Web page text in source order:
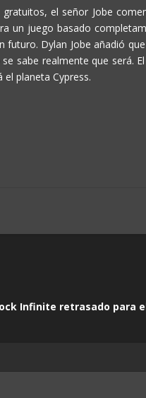
el señor Jobe
un juego basado
Dylan Jobe añadió
sabe realmente que será.
planeta Cypress.
Infinite retrasado para